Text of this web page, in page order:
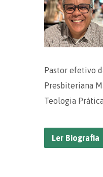
Pastor efetivo
Presbiteriana
Teologia
Ler Biografia